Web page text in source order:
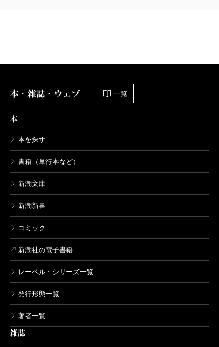
本・雑誌・ウェブ 一覧
本
本を探す
書籍（単行本など）
新潮文庫
新潮新書
コミック
新潮社の電子書籍
レーベル・シリーズ一覧
発行形態一覧
著者一覧
雑誌